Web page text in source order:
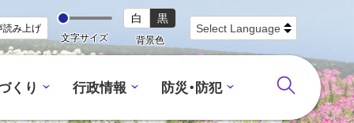
読み上げ
文字サイズ
背景色
白 黒
くり 行政情報 防災・防犯